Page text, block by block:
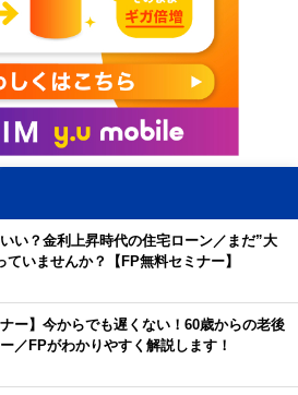
い？金利上昇時代の住宅ローン／まだ”大
ていませんか？【FP無料セミナー】
ナー】今からでも遅くない！60歳からの老後
／FPがわかりやすく解説します！